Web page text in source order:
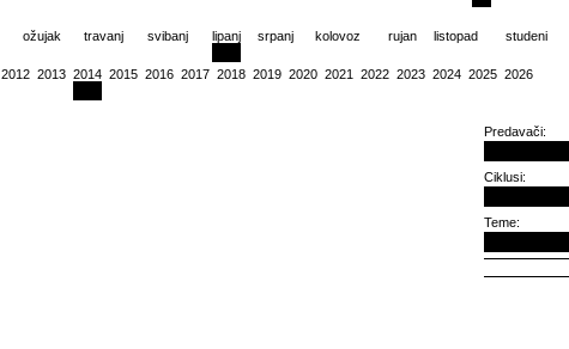
ožujak travanj svibanj lipanj srpanj kolovoz rujan listopad studeni
2012 2013 2014 2015 2016 2017 2018 2019 2020 2021 2022 2023 2024 2025 2026
Predavači:
Ciklusi:
Teme: